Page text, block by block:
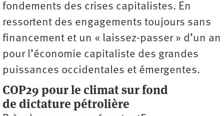
fondements des crises capitalistes. En
ressortent des engagements toujours sans
financement et un « laissez-­passer » d’un an
pour l’économie capitaliste des grandes
puissances occidentales et émergentes.
COP29 pour le climat sur fond
de dictature pétrolière